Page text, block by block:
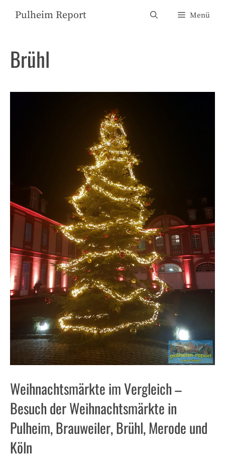
InhaltPulheim Report Menü
Brühl
Weihnachtsmärkte im Vergleich –
Besuch der Weihnachtsmärkte in
Pulheim, Brauweiler, Brühl, Merode und
Köln